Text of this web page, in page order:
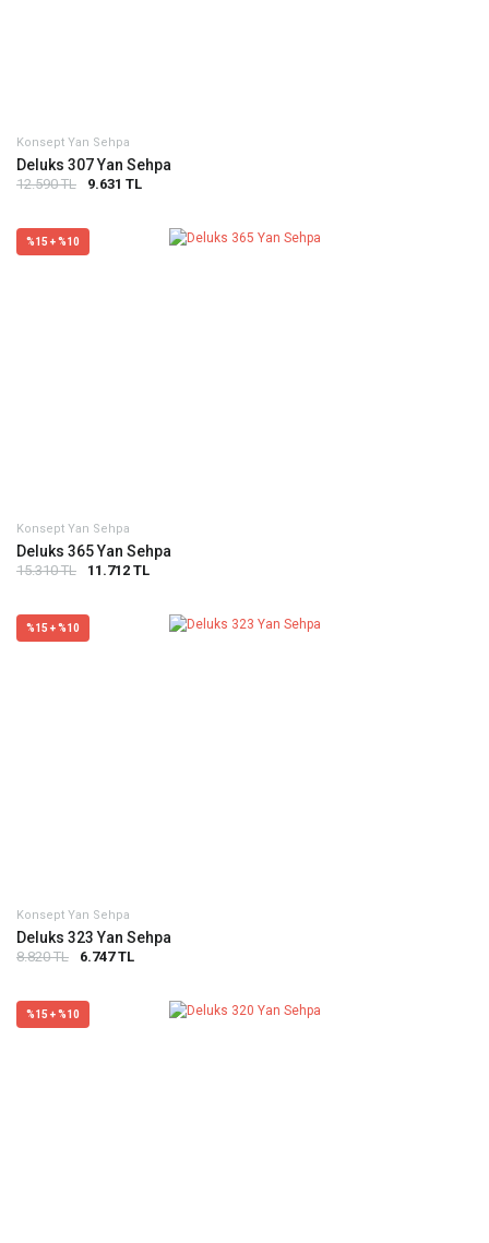
Konsept Yan Sehpa
Deluks 307 Yan Sehpa
12.590 TL 9.631 TL
%15 + %10
Konsept Yan Sehpa
Deluks 365 Yan Sehpa
15.310 TL 11.712 TL
%15 + %10
Konsept Yan Sehpa
Deluks 323 Yan Sehpa
8.820 TL 6.747 TL
%15 + %10